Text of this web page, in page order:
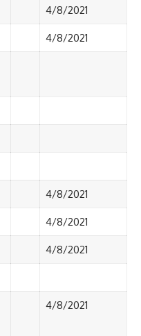
4/8/2021
4/8/2021
4/8/2021
4/8/2021
4/8/2021
4/8/2021